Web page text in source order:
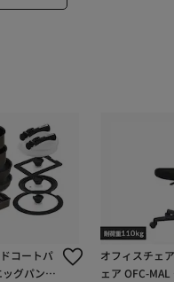
コートパ
グパン入
オフィスチェ
ェア OFC-